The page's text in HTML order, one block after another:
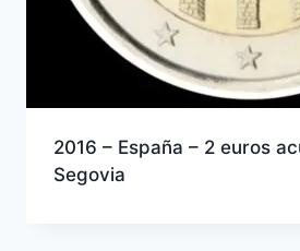
2016 – España – 2 euros
Segovia